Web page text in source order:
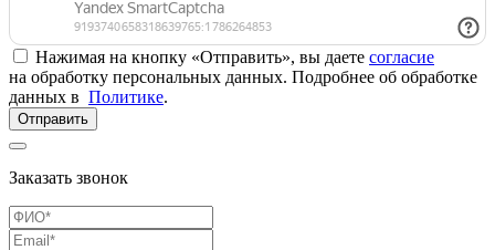
Нажимая на кнопку «Отправить», вы даете согласие
на обработку персональных данных. Подробнее об обработке
данных в Политике.
Отправить
Заказать звонок